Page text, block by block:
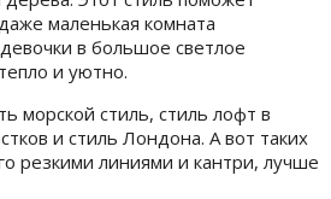
маленькая комната
в большое светлое
и уютно.
морской стиль, стиль лофт в
и стиль Лондона. А вот таких
резкими линиями и кантри, лучше